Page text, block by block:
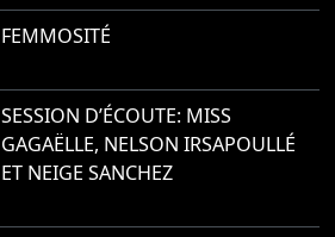
FEMMOSITÉ
SESSION D’ÉCOUTE: MISS
GAGAËLLE, NELSON IRSAPOULLÉ
ET NEIGE SANCHEZ